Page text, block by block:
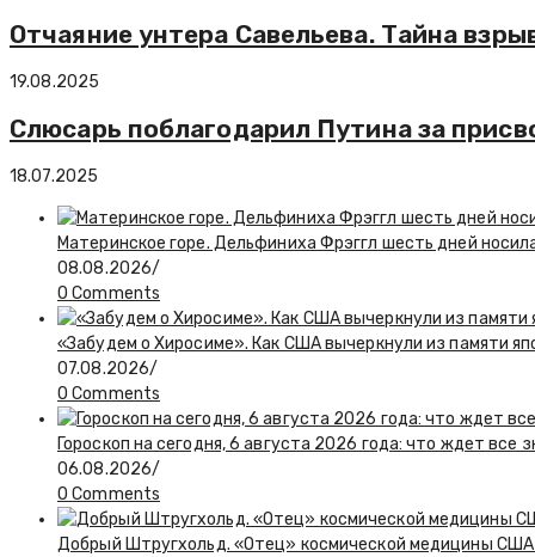
Отчаяние унтера Савельева. Тайна
19.08.2025
Слюсарь поблагодарил Путина за
18.07.2025
Материнское горе. Дельфиниха Фрэггл шесть дней
08.08.2026/
0 Comments
«Забудем о Хиросиме». Как США вычеркнули из памяти
07.08.2026/
0 Comments
Гороскоп на сегодня, 6 августа 2026 года: что ждет все
06.08.2026/
0 Comments
Добрый Штругхольд. «Отец» космической медицины